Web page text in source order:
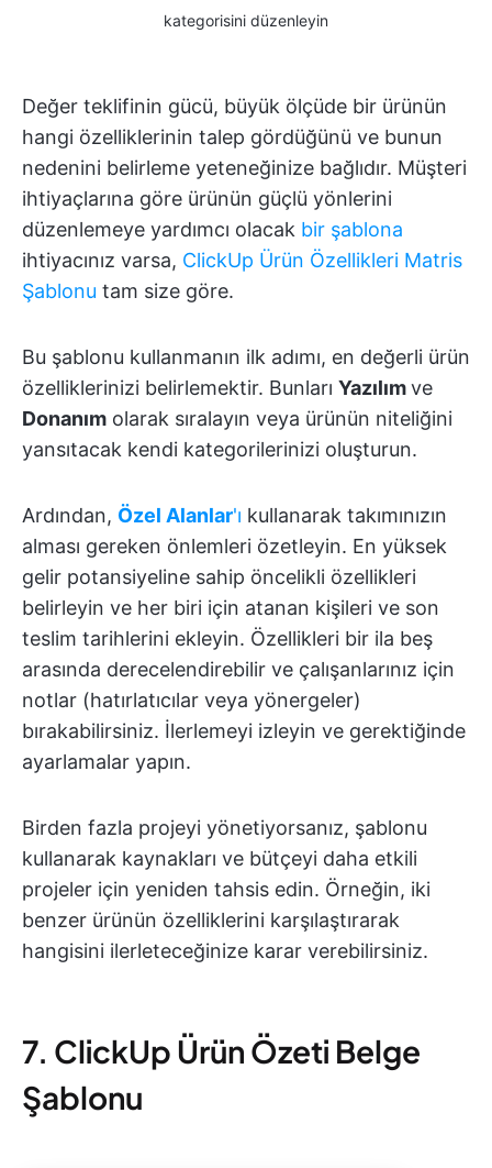
kategorisini düzenleyin
Değer teklifinin gücü, büyük ölçüde bir ürünün
hangi özelliklerinin talep gördüğünü ve bunun
nedenini belirleme yeteneğinize bağlıdır. Müşteri
ihtiyaçlarına göre ürünün güçlü yönlerini
düzenlemeye yardımcı olacak bir şablona
ihtiyacınız varsa, ClickUp Ürün Özellikleri Matris
Şablonu tam size göre.
Bu şablonu kullanmanın ilk adımı, en değerli ürün
özelliklerinizi belirlemektir. Bunları Yazılımve
Donanım olarak sıralayın veya ürünün niteliğini
yansıtacak kendi kategorilerinizi oluşturun.
Ardından, Özel Alanlar'ı kullanarak takımınızın
alması gereken önlemleri özetleyin. En yüksek
gelir potansiyeline sahip öncelikli özellikleri
belirleyin ve her biri için atanan kişileri ve son
teslim tarihlerini ekleyin. Özellikleri bir ila beş
arasında derecelendirebilir ve çalışanlarınız için
notlar (hatırlatıcılar veya yönergeler)
bırakabilirsiniz. İlerlemeyi izleyin ve gerektiğinde
ayarlamalar yapın.
Birden fazla projeyi yönetiyorsanız, şablonu
kullanarak kaynakları ve bütçeyi daha etkili
projeler için yeniden tahsis edin. Örneğin, iki
benzer ürünün özelliklerini karşılaştırarak
hangisini ilerleteceğinize karar verebilirsiniz.
7. ClickUp Ürün Özeti Belge
Şablonu